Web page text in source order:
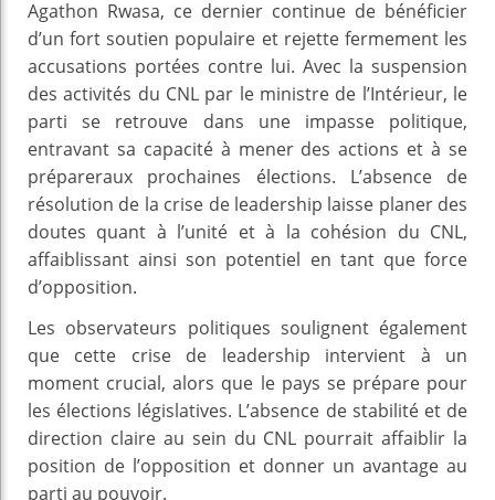
Agathon Rwasa, ce dernier continue de bénéficier
d’un fort soutien populaire et rejette fermement les
accusations portées contre lui. Avec la suspension
des activités du CNL par le ministre de l’Intérieur, le
parti se retrouve dans une impasse politique,
entravant sa capacité à mener des actions et à se
prépareraux prochaines élections. L’absence de
résolution de la crise de leadership laisse planer des
doutes quant à l’unité et à la cohésion du CNL,
affaiblissant ainsi son potentiel en tant que force
d’opposition.
Les observateurs politiques soulignent également
que cette crise de leadership intervient à un
moment crucial, alors que le pays se prépare pour
les élections législatives. L’absence de stabilité et de
direction claire au sein du CNL pourrait affaiblir la
position de l’opposition et donner un avantage au
parti au pouvoir.